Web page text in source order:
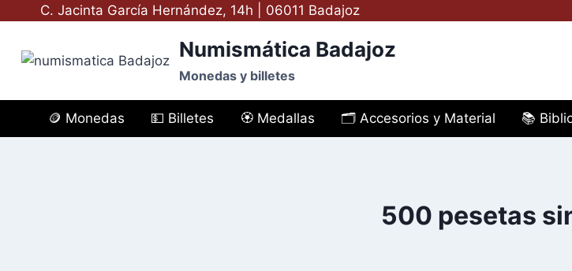
contenido
C. Jacinta García Hernández, 14h | 06011 Badajoz
Numismática Badajoz
Monedas y billetes
🪙 Monedas 💵 Billetes 🏵️ Medallas 🗂️ Accesorios y Material 📚
500 pesetas